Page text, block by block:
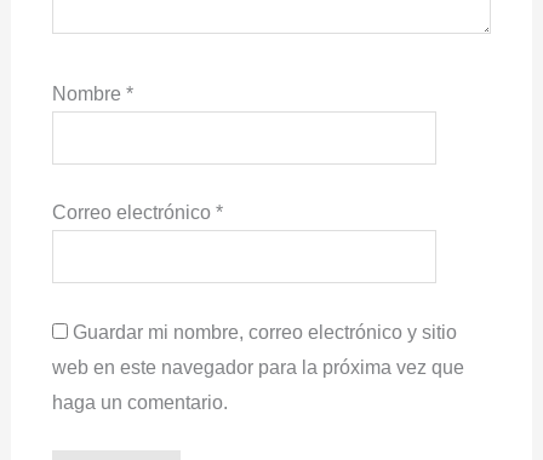
Nombre *
Correo electrónico *
Guardar mi nombre, correo electrónico y sitio
web en este navegador para la próxima vez que
haga un comentario.